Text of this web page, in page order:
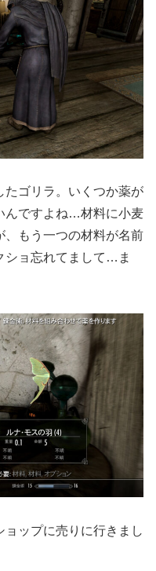
たゴリラ。いくつか薬が
んですよね…材料に小麦
、もう一つの材料が名前
ショ忘れてまして…ま
ョップに売りに行きまし